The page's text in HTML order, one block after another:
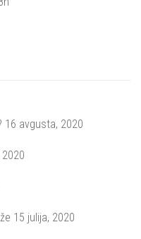
16 avgusta, 2020
15 julija, 2020